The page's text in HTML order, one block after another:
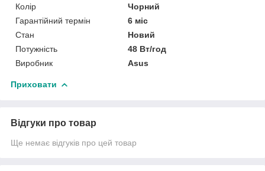
Колір
Чорний
Гарантійний термін
6 міс
Стан
Новий
Потужність
48 Вт/год
Виробник
Asus
Приховати
Відгуки про товар
Ще немає відгуків про цей товар